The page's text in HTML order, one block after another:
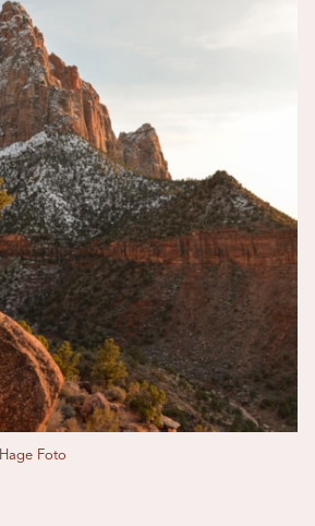
Hage Foto